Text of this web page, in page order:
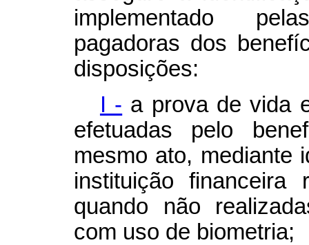
implementado
pagadoras dos
disposições:
I - a prova de vida
efetuadas pelo
mesmo ato, mediante
instituição financeira
quando não
com uso de biometria;